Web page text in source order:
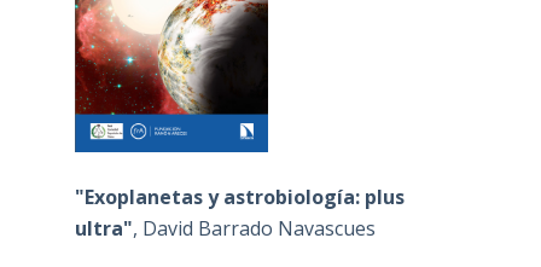
"Exoplanetas y astrobiología: plus
ultra", David Barrado Navascues